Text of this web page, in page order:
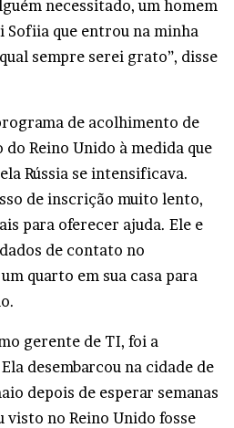
necessitado, um homem
Sofiia que entrou na minha
sempre serei grato”, disse
de acolhimento de
Reino Unido à medida que
Rússia se intensificava.
de inscrição muito lento,
para oferecer ajuda. Ele e
de contato no
quarto em sua casa para
gerente de TI, foi a
desembarcou na cidade de
depois de esperar semanas
visto no Reino Unido fosse